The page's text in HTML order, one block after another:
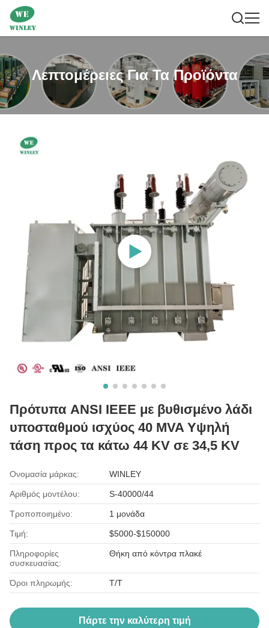
Λεπτομέρειες Για Τα Προϊόντα
Πρότυπα ANSI IEEE με βυθισμένο λάδι
υποσταθμού ισχύος 40 MVA Υψηλή
τάση προς τα κάτω 44 KV σε 34,5 KV
Ονομασία μάρκας: WINLEY
Αριθμός μοντέλου: S-40000/44
Τροποποιημένο: 1 μονάδα
Τιμή: $5000-$150000
Πληροφορίες
συσκευασίας:
Θήκη από κόντρα πλακέ
Όροι πληρωμής: T/T
Πάρτε την καλύτερη τιμή